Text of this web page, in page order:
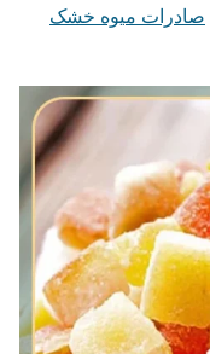
صادرات میوه خشک